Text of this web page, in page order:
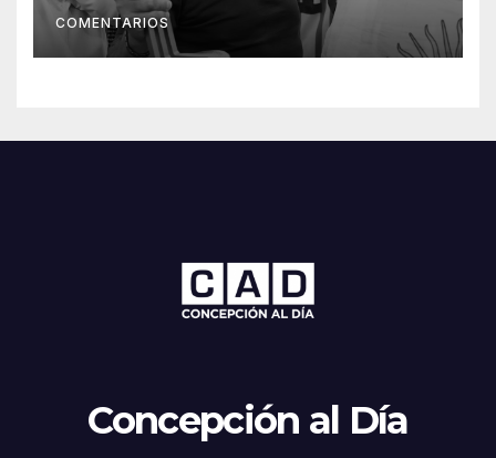
COMENTARIOS
Concepción al Día